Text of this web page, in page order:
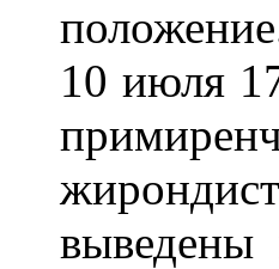
10 июля
выведены